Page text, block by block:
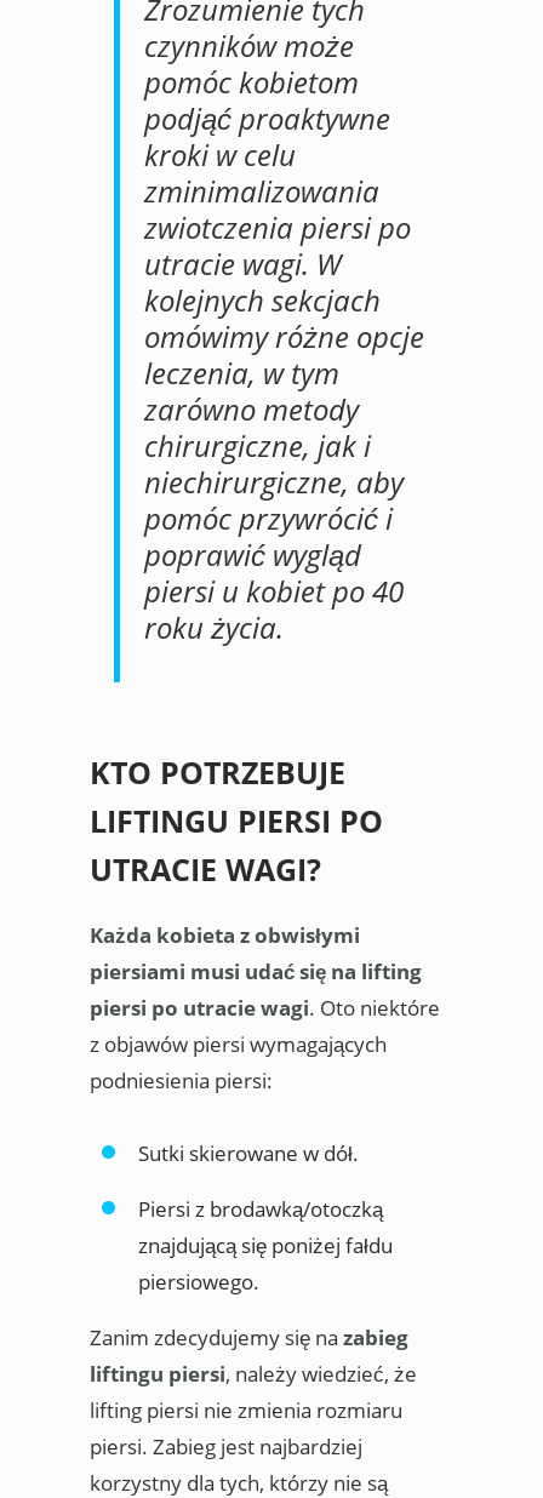
Zrozumienie tych
czynników może
pomóc kobietom
podjąć proaktywne
kroki w celu
zminimalizowania
zwiotczenia piersi po
utracie wagi. W
kolejnych sekcjach
omówimy różne opcje
leczenia, w tym
zarówno metody
chirurgiczne, jak i
niechirurgiczne, aby
pomóc przywrócić i
poprawić wygląd
piersi u kobiet po 40
roku życia.
KTO POTRZEBUJE
LIFTINGU PIERSI PO
UTRACIE WAGI?
Każda kobieta z obwisłymi
piersiami musi udać się na lifting
piersi po utracie wagi. Oto niektóre
z objawów piersi wymagających
podniesienia piersi:
Sutki skierowane w dół.
Piersi z brodawką/otoczką
znajdującą się poniżej fałdu
piersiowego.
Zanim zdecydujemy się na zabieg
liftingu piersi, należy wiedzieć, że
lifting piersi nie zmienia rozmiaru
piersi. Zabieg jest najbardziej
korzystny dla tych, którzy nie są